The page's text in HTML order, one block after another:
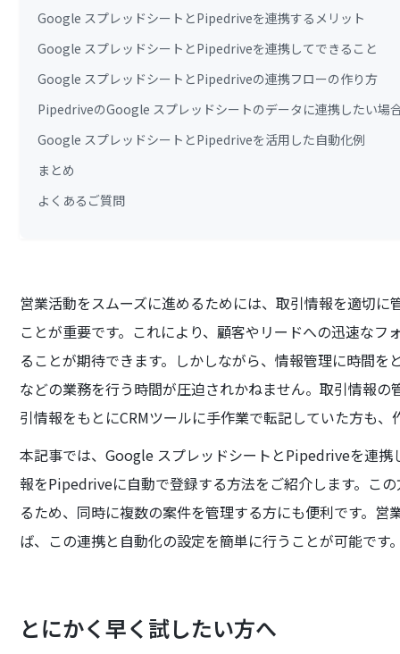
Google スプレッドシートとPipedriveを連携するメリット
Google スプレッドシートとPipedriveを連携してできること
Google スプレッドシートとPipedriveの連携フローの作り方
PipedriveのGoogle スプレッドシートのデータに連携したい場
Google スプレッドシートとPipedriveを活用した自動化例
まとめ
よくあるご質問
営業活動をスムーズに進めるためには、取引情報を適切
ことが重要です。これにより、顧客やリードへの迅速な
ることが期待できます。しかしながら、情報管理に時間
などの業務を行う時間が圧迫されかねません。取引情報
引情報をもとにCRMツールに手作業で転記していた方も
本記事では、Google スプレッドシートとPipedriveを連
報をPipedriveに自動で登録する方法をご紹介します。こ
るため、同時に複数の案件を管理する方にも便利です。
ば、この連携と自動化の設定を簡単に行うことが可能です
とにかく早く試したい方へ